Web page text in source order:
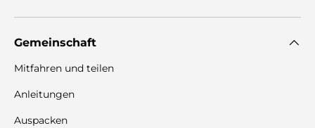
Gemeinschaft
Mitfahren und teilen
Anleitungen
Auspacken